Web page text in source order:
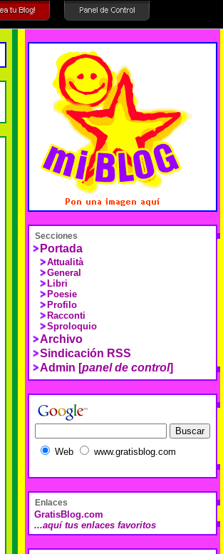
Secciones
Portada
Attualità
General
Libri
Poesie
Profilo
Racconti
Sproloquio
Archivo
Sindicación RSS
Admin [panel de control]
Web www.gratisblog.com
Enlaces
GratisBlog.com
...aquí tus enlaces favoritos